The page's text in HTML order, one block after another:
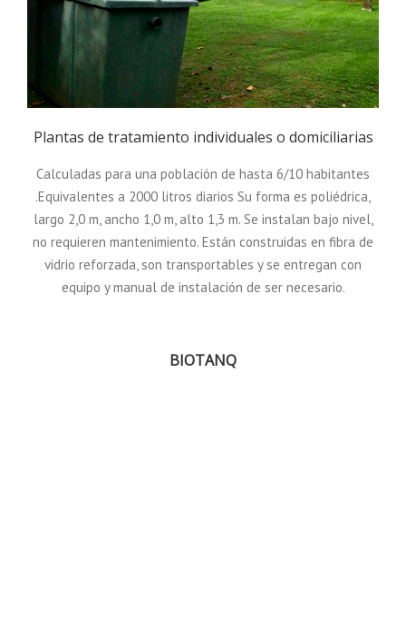
Plantas de tratamiento individuales o domiciliarias
Calculadas para una población de hasta 6/10 habitantes
.Equivalentes a 2000 litros diarios Su forma es poliédrica,
largo 2,0 m, ancho 1,0 m, alto 1,3 m. Se instalan bajo nivel,
no requieren mantenimiento. Están construidas en fibra de
vidrio reforzada, son transportables y se entregan con
equipo y manual de instalación de ser necesario.
BIOTANQ